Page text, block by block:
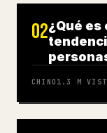
02¿Qué es
CHINO 1.3 M